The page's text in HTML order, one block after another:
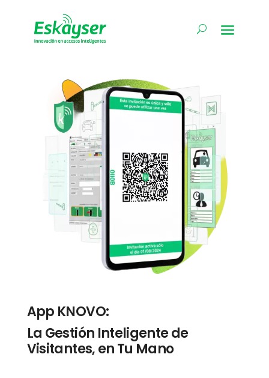
App KNOVO:
La Gestión Inteligente de
Visitantes, en Tu Mano